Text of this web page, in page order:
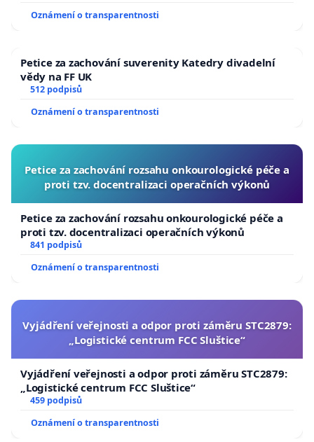
Oznámení o transparentnosti
Petice za zachování suverenity Katedry divadelní
vědy na FF UK
512 podpisů
Oznámení o transparentnosti
Petice za zachování rozsahu onkourologické péče a
proti tzv. docentralizaci operačních výkonů
Petice za zachování rozsahu onkourologické péče a
proti tzv. docentralizaci operačních výkonů
841 podpisů
Oznámení o transparentnosti
Vyjádření veřejnosti a odpor proti záměru STC2879:
„Logistické centrum FCC Sluštice“
Vyjádření veřejnosti a odpor proti záměru STC2879:
„Logistické centrum FCC Sluštice“
459 podpisů
Oznámení o transparentnosti